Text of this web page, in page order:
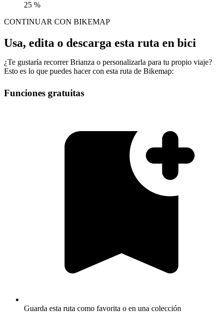
25 %
CONTINUAR CON BIKEMAP
Usa, edita o descarga esta ruta en bici
¿Te gustaría recorrer Brianza o personalizarla para tu propio viaje?
Esto es lo que puedes hacer con esta ruta de Bikemap:
Funciones gratuitas
Guarda esta ruta como favorita o en una colección